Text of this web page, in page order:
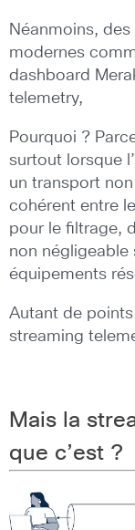
Néanmoins,
modernes
dashboard
telemetry,
Pourquoi ?
surtout lorsque
un transport
cohérent entre
pour le filtrage,
non négligeable
équipements
Autant de
streaming
Mais la
que c’est ?